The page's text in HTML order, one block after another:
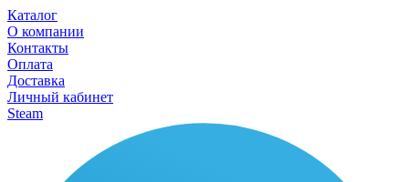
Каталог
О компании
Контакты
Оплата
Доставка
Личный кабинет
Steam